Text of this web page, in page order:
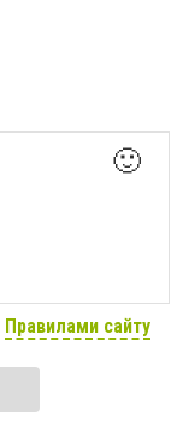
🙂
Правилами сайту